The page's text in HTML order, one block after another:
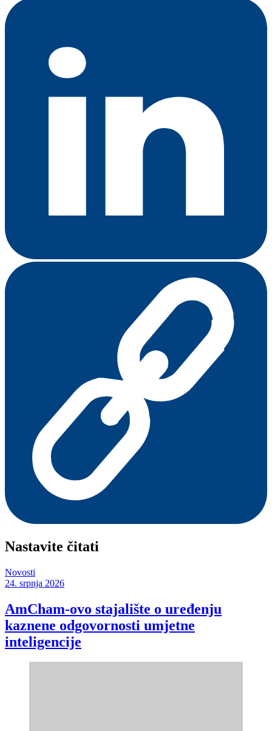
Nastavite čitati
Novosti
24. srpnja 2026
AmCham-ovo stajalište o uređenju
kaznene odgovornosti umjetne
inteligencije